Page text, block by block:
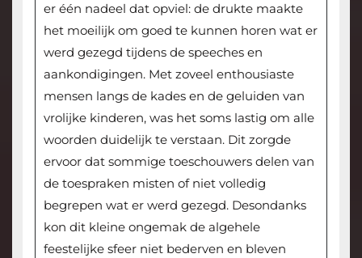
er één nadeel dat opviel: de drukte maakte
het moeilijk om goed te kunnen horen wat er
werd gezegd tijdens de speeches en
aankondigingen. Met zoveel enthousiaste
mensen langs de kades en de geluiden van
vrolijke kinderen, was het soms lastig om alle
woorden duidelijk te verstaan. Dit zorgde
ervoor dat sommige toeschouwers delen van
de toespraken misten of niet volledig
begrepen wat er werd gezegd. Desondanks
kon dit kleine ongemak de algehele
feestelijke sfeer niet bederven en bleven